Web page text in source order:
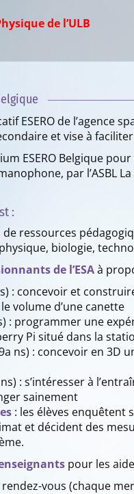
de l’ULB
ESERO de l’agence
et vise à faciliter
ESERO Belgique
par l’ASBL
:
ressources
biologie,
de l’ESAà
: concevoir et
volume d’une canette
: programmer une
Pi situé dans la
ns) : concevoir en 3D
: s’intéresser à
sainement
: les élèves
et décident des
pour les
vous (chaque